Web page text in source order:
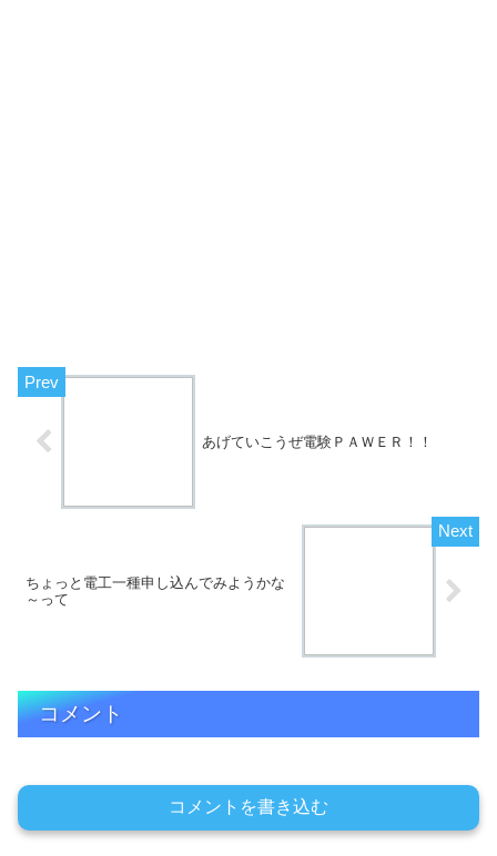
あげていこうぜ電験ＰＡＷＥＲ！！
ちょっと電工一種申し込んでみようかな
～って
コメント
コメントを書き込む